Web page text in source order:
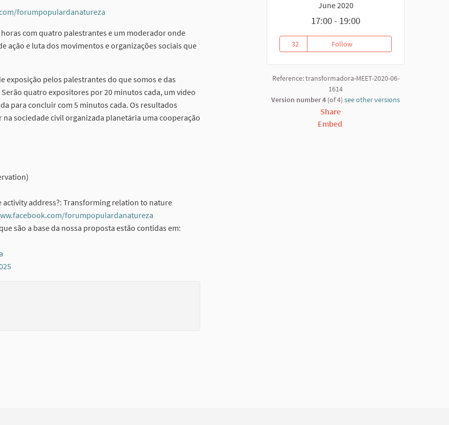
June 2020
17:00 - 19:00
32
32 followers
FollowFÓRUM POPULAR DA
Reference: transformadora-MEET-2020-06-
1614
Version number 4 (of 4) see other versions
Share
Embed
forumpopulardanatureza
com quatro palestrantes e um moderador onde
ação e luta dos movimentos e organizações sociais que
exposição pelos palestrantes do que somos e das
quatro expositores por 20 minutos cada, um vídeo
para concluir com 5 minutos cada. Os resultados
sociedade civil organizada planetária uma cooperação
address?: Transforming relation to nature
forumpopulardanatureza
(External link)
são a base da nossa proposta estão contidas em:
(External link)